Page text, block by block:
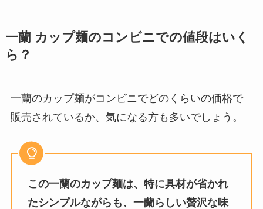
稲庭中華そば どこで売ってる？カ
ルディで買える？通販での取扱い
ルディで買える？定価や口コミを
チョコワは販売終了？売ってない
理由はなに？チョコワの象はどこ
一蘭 カップ麺のコンビニでの値段はいく
ら？
一蘭のカップ麺がコンビニでどのくらいの価格で
販売されているか、気になる方も多いでしょう。
この一蘭のカップ麺は、特に具材が省かれ
たシンプルながらも、一蘭らしい贅沢な味